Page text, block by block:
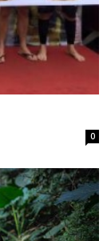
0